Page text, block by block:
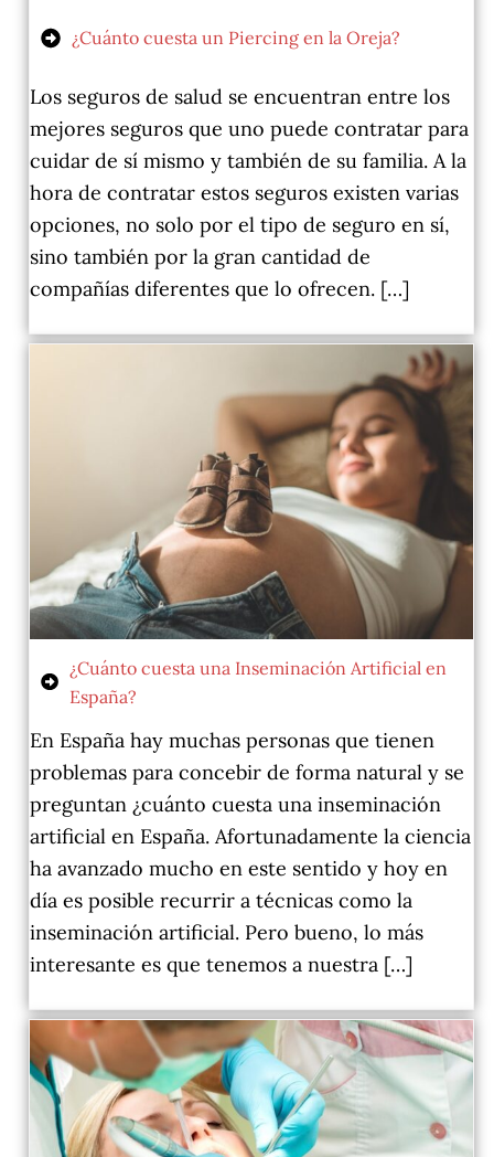
¿Cuánto cuesta un Piercing en la Oreja?
Los seguros de salud se encuentran entre los
mejores seguros que uno puede contratar para
cuidar de sí mismo y también de su familia. A la
hora de contratar estos seguros existen varias
opciones, no solo por el tipo de seguro en sí,
sino también por la gran cantidad de
compañías diferentes que lo ofrecen. […]
¿Cuánto cuesta una Inseminación Artificial en
España?
En España hay muchas personas que tienen
problemas para concebir de forma natural y se
preguntan ¿cuánto cuesta una inseminación
artificial en España. Afortunadamente la ciencia
ha avanzado mucho en este sentido y hoy en
día es posible recurrir a técnicas como la
inseminación artificial. Pero bueno, lo más
interesante es que tenemos a nuestra […]